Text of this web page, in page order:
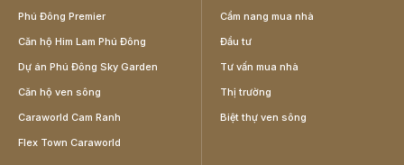
Phú Đông Premier
Căn hộ Him Lam Phú Đông
Dự án Phú Đông Sky Garden
Căn hộ ven sông
Caraworld Cam Ranh
Flex Town Caraworld
Cẩm nang mua nhà
Đầu tư
Tư vấn mua nhà
Thị trường
Biệt thự ven sông